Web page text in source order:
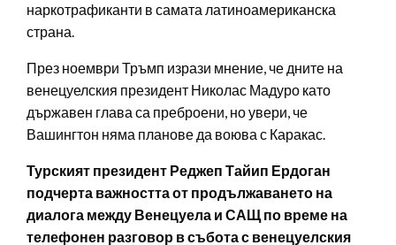
наркотрафиканти в самата латиноамериканска
страна.
През ноември Тръмп изрази мнение, че дните на
венецуелския президент Николас Мадуро като
държавен глава са преброени, но увери, че
Вашингтон няма планове да воюва с Каракас.
Турският президент Реджеп Тайип Ердоган
подчерта важността от продължаването на
диалога между Венецуела и САЩ по време на
телефонен разговор в събота с венецуелския